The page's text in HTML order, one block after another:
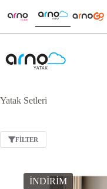
Yatak Setleri
FILTER
İNDİRİM